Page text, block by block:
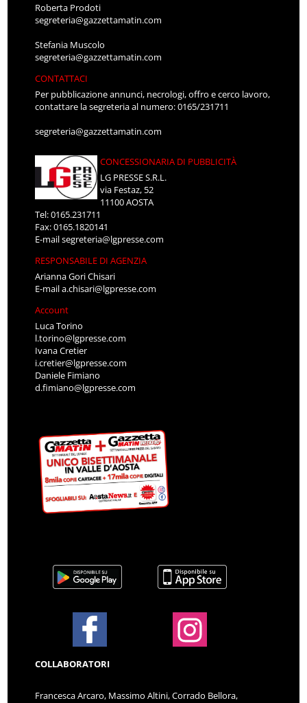
Roberta Prodoti
segreteria@gazzettamatin.com
Stefania Muscolo
segreteria@gazzettamatin.com
CONTATTACI
Per pubblicazione annunci, necrologi, offro e cerco lavoro,
contattare la segreteria al numero: 0165/231711
segreteria@gazzettamatin.com
CONCESSIONARIA DI PUBBLICITÀ
LG PRESSE S.R.L.
via Festaz, 52
11100 AOSTA
Tel: 0165.231711
Fax: 0165.1820141
E-mailsegreteria@lgpresse.com
RESPONSABILE DI AGENZIA
Arianna Gori Chisari
E-maila.chisari@lgpresse.com
Account
Luca Torino
l.torino@lgpresse.com
Ivana Cretier
i.cretier@lgpresse.com
Daniele Fimiano
d.fimiano@lgpresse.com
COLLABORATORI
Francesca Arcaro, Massimo Altini, Corrado Bellora,